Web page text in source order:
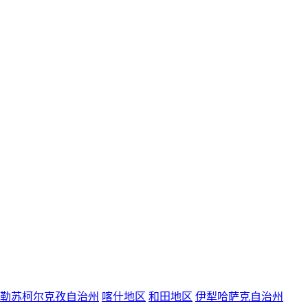
苏柯尔克孜自治州 喀什地区 和田地区 伊犁哈萨克自治州